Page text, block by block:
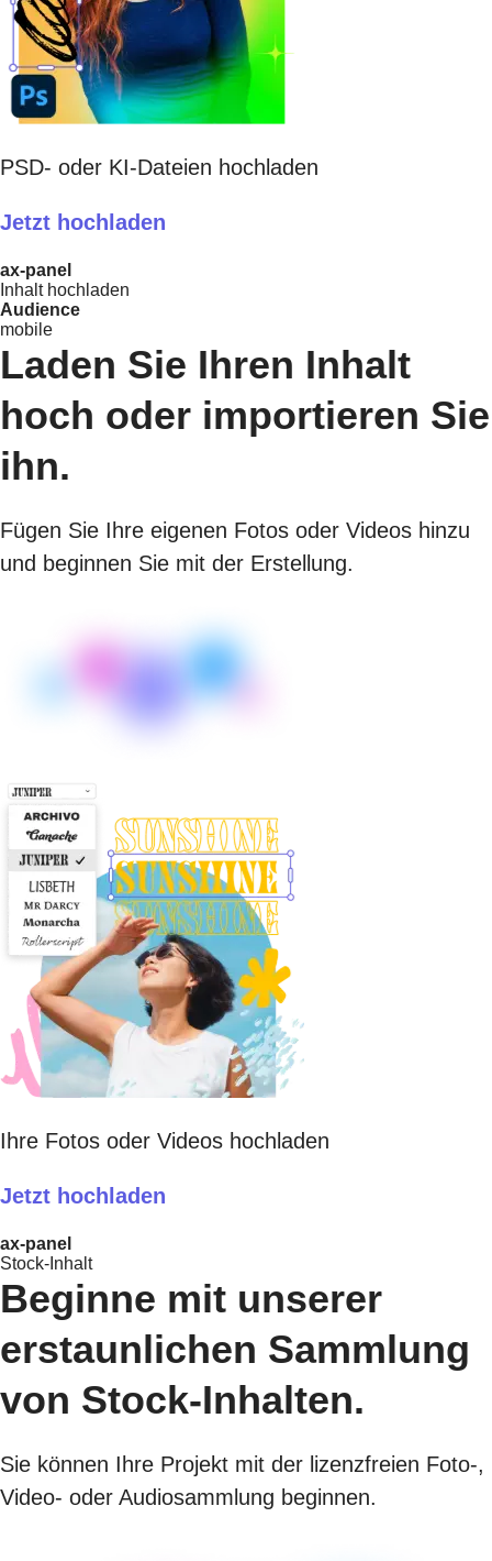
PSD- oder KI-Dateien hochladen
Jetzt hochladen
ax-panel
Inhalt hochladen
Audience
mobile
Laden Sie Ihren Inhalt
hoch oder importieren Sie
ihn.
Fügen Sie Ihre eigenen Fotos oder Videos hinzu
und beginnen Sie mit der Erstellung.
Ihre Fotos oder Videos hochladen
Jetzt hochladen
ax-panel
Stock-Inhalt
Beginne mit unserer
erstaunlichen Sammlung
von Stock-Inhalten.
Sie können Ihre Projekt mit der lizenzfreien Foto-,
Video- oder Audiosammlung beginnen.